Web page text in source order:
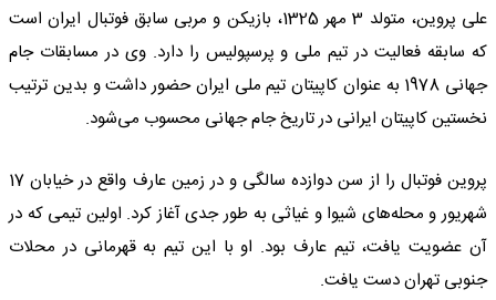
علی پروین، متولد 3 مهر 1325، بازیکن و مربی سابق فوتبال ایران است
که سابقه فعالیت در تیم ملی و پرسپولیس را دارد. وی در مسابقات جام
جهانی 1978 به عنوان کاپیتان تیم ملی ایران حضور داشت و بدین ترتیب
نخستین کاپیتان ایرانی در تاریخ جام جهانی محسوب می‌شود.
پروین فوتبال را از سن دوازده سالگی و در زمین عارف واقع در خیابان 17
شهریور و محله‌های شیوا و غیاثی به طور جدی آغاز کرد. اولین تیمی که در
آن عضویت یافت، تیم عارف بود. او با این تیم به قهرمانی در محلات
جنوبی تهران دست یافت.